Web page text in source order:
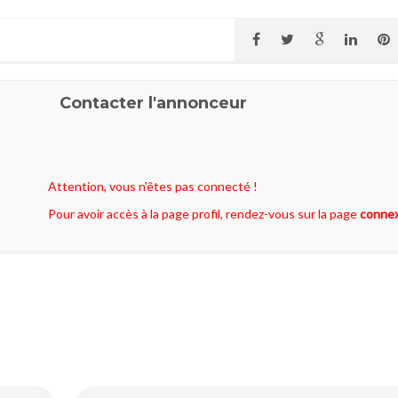
Contacter l'annonceur
Attention, vous n'êtes pas connecté !
Pour avoir accès à la page profil, rendez-vous sur la page